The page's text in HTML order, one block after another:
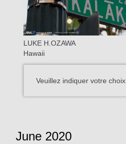
LUKE H.OZAWA
Hawaii
Veuillez indiquer votre choix
June 2020